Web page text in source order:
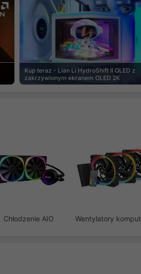
Kup teraz - Lian Li HydroShift II OLED z
zakrzywionym ekranem OLED 2K
Chłodzenie AIO